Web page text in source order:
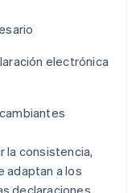
electrónica
la consistencia,
adaptan a los